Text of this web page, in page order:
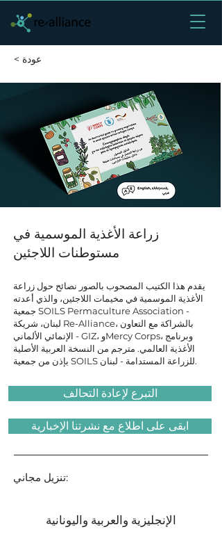
< عودة
زراعة الأغذية الموسمية في
مستوطنات اللاجئين
يقدم هذا الكتيب المصحوب بالصور نصائح حول زراعة
الأغذية الموسمية في مخيمات اللاجئين، والذي أعدته
جمعية SOILS Permaculture Association -
لبنان، شريكة Re-Alliance، بالشراكة مع التعاون
الإنمائي الألماني - GIZ، وMercy Corps، وبرنامج
الأغذية العالمي. مترجم من النسخة العربية الأصلية
بإذن من جمعية SOILS للزراعة المستدامة - لبنان.
التبرع لإعادة التحالف
ابقى على اطلاع مع نشرتنا الإخبارية
تنزيل مجاني:
الإنجليزية والعربية واليونانية